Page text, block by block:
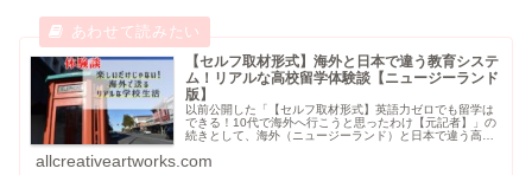
【セルフ取材形式】海外と日本で違う教育システ
ム！リアルな高校留学体験談【ニュージーランド
版】
以前公開した「【セルフ取材形式】英語力ゼロでも留学は
できる！10代で海外へ行こうと思ったわけ【元記者】」の
続きとして、海外（ニュージーランド）と日本で違う高校
の筆者（@MochaConne...
allcreativeartworks.com